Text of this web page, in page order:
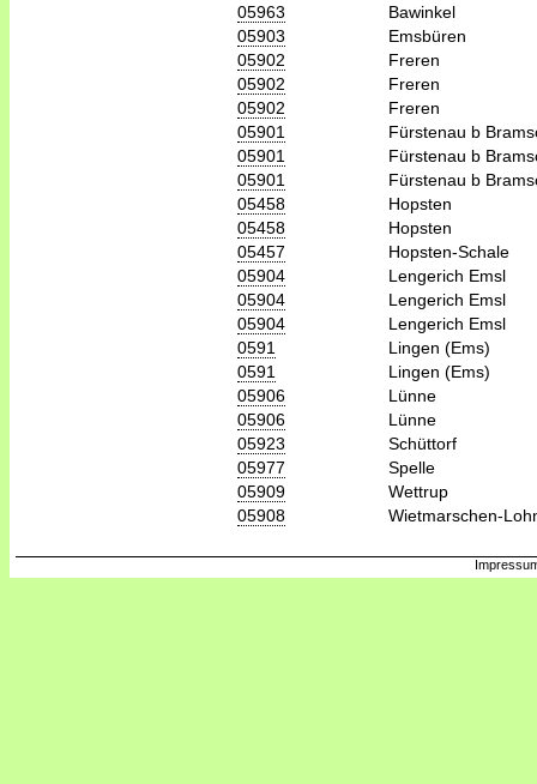
05963
Bawinkel
05903
Emsbüren
05902
Freren
05902
Freren
05902
Freren
05901
Fürstenau b
05901
Fürstenau b
05901
Fürstenau b
05458
Hopsten
05458
Hopsten
05457
Hopsten-Schale
05904
Lengerich Emsl
05904
Lengerich Emsl
05904
Lengerich Emsl
0591
Lingen (Ems)
0591
Lingen (Ems)
05906
Lünne
05906
Lünne
05923
Schüttorf
05977
Spelle
05909
Wettrup
05908
Wietmarschen-